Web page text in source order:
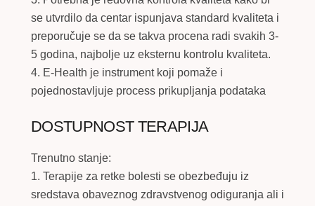
se utvrdilo da centar ispunjava standard kvaliteta i
preporučuje se da se takva procena radi svakih 3-
5 godina, najbolje uz eksternu kontrolu kvaliteta.
4. E-Health je instrument koji pomaže i
pojednostavljuje process prikupljanja podataka
DOSTUPNOST TERAPIJA
Trenutno stanje:
1. Terapije za retke bolesti se obezbeđuju iz
sredstava obaveznog zdravstvenog odiguranja ali i